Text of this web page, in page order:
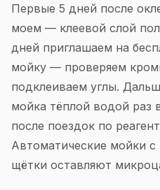
Первые 5 дней после
моем — клеевой слой
дней приглашаем на
мойку — проверяем
подклеиваем углы.
мойка тёплой водой раз
после поездок по
Автоматические мойки
щётки оставляют